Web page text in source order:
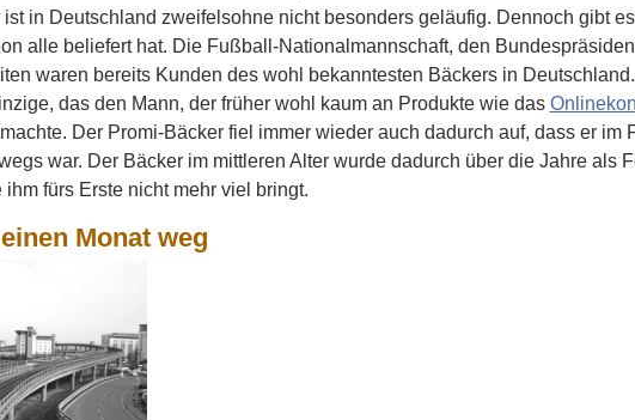
in Deutschland zweifelsohne nicht besonders geläufig. Dennoch gibt
alle beliefert hat. Die Fußball-Nationalmannschaft, den
waren bereits Kunden des wohl bekanntesten Bäckers in
das den Mann, der früher wohl kaum an Produkte wie das
Der Promi-Bäcker fiel immer wieder auch dadurch auf, dass er im
war. Der Bäcker im mittleren Alter wurde dadurch über die Jahre als
ihm fürs Erste nicht mehr viel bringt.
Monat weg